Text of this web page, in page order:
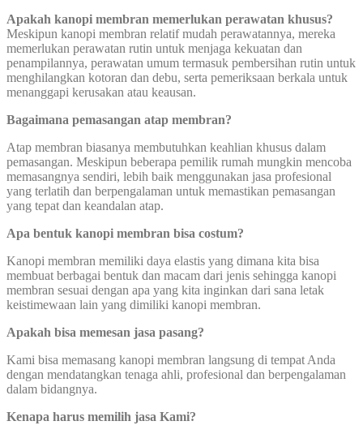
Apakah kanopi membran memerlukan perawatan khusus?
Meskipun kanopi membran relatif mudah perawatannya, mereka
memerlukan perawatan rutin untuk menjaga kekuatan dan
penampilannya, perawatan umum termasuk pembersihan rutin untuk
menghilangkan kotoran dan debu, serta pemeriksaan berkala untuk
menanggapi kerusakan atau keausan.
Bagaimana pemasangan atap membran?
Atap membran biasanya membutuhkan keahlian khusus dalam
pemasangan. Meskipun beberapa pemilik rumah mungkin mencoba
memasangnya sendiri, lebih baik menggunakan jasa profesional
yang terlatih dan berpengalaman untuk memastikan pemasangan
yang tepat dan keandalan atap.
Apa bentuk kanopi membran bisa costum?
Kanopi membran memiliki daya elastis yang dimana kita bisa
membuat berbagai bentuk dan macam dari jenis sehingga kanopi
membran sesuai dengan apa yang kita inginkan dari sana letak
keistimewaan lain yang dimiliki kanopi membran.
Apakah bisa memesan jasa pasang?
Kami bisa memasang kanopi membran langsung di tempat Anda
dengan mendatangkan tenaga ahli, profesional dan berpengalaman
dalam bidangnya.
Kenapa harus memilih jasa Kami?